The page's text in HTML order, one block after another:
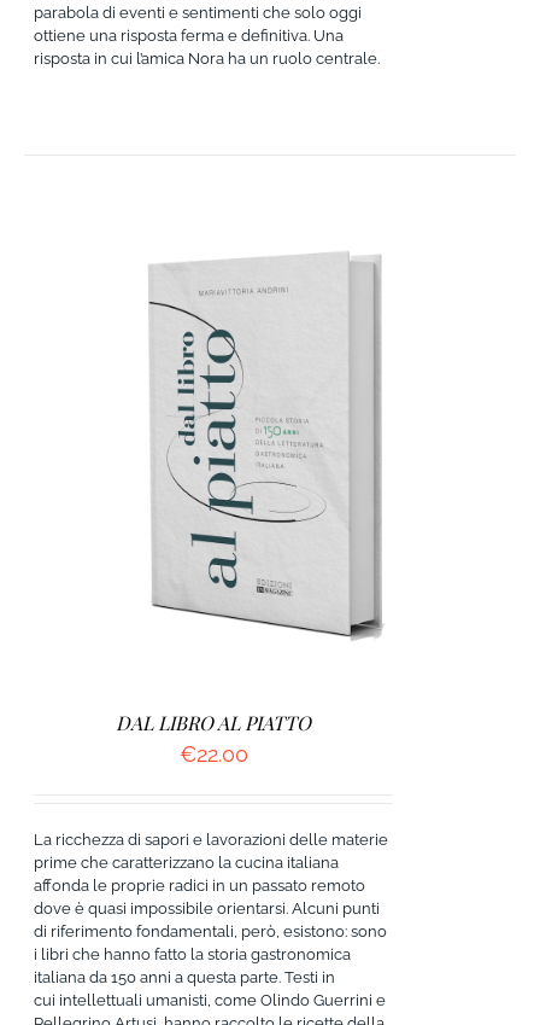
parabola di eventi e sentimenti che solo oggi
ottiene una risposta ferma e definitiva. Una
risposta in cui l’amica Nora ha un ruolo centrale.
AGGIUNGI AL CARRELLO
DAL LIBRO AL PIATTO
€22.00
La ricchezza di sapori e lavorazioni delle materie
prime che caratterizzano la cucina italiana
affonda le proprie radici in un passato remoto
dove è quasi impossibile orientarsi. Alcuni punti
di riferimento fondamentali, però, esistono: sono
i libri che hanno fatto la storia gastronomica
italiana da 150 anni a questa parte. Testi in
cui intellettuali umanisti, come Olindo Guerrini e